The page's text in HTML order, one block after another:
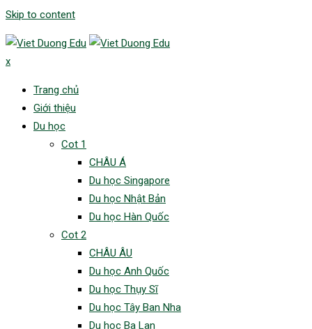
Skip to content
x
Trang chủ
Giới thiệu
Du học
Cot 1
CHÂU Á
Du học Singapore
Du học Nhật Bản
Du học Hàn Quốc
Cot 2
CHÂU ÂU
Du học Anh Quốc
Du học Thụy Sĩ
Du học Tây Ban Nha
Du học Ba Lan